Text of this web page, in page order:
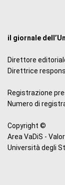
il giornale
Direttore
Direttrice
Registrazione
Numero di
Copyright ©
Area VaDiS -
Università degli